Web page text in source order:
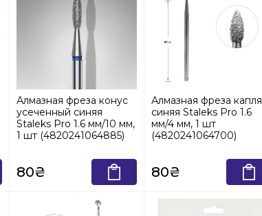
Алмазная фреза конус
усеченный синяя
Staleks Pro 1.6 мм/10 мм,
1 шт (4820241064885)
80₴
Алмазная фреза капля
синяя Staleks Pro 1.6
мм/4 мм, 1 шт
(4820241064700)
80₴